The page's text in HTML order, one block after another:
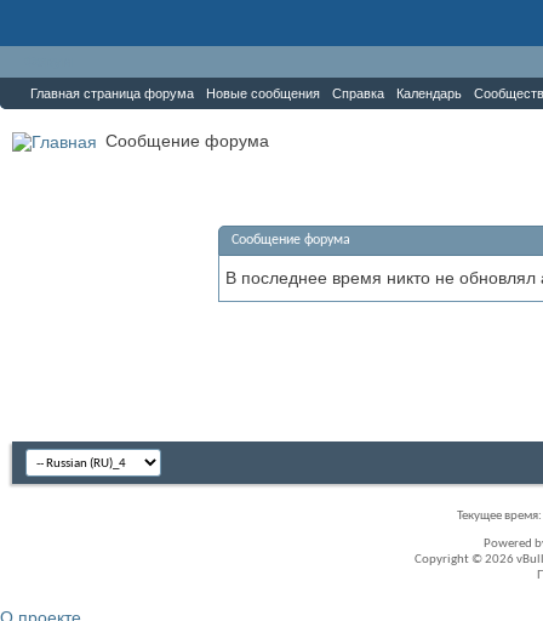
Главная страница форума Новые сообщения Справка Календарь
Сообщение форума
Сообщение форума
В последнее время никто не
Текущее время:
Powered
Copyright © 2026